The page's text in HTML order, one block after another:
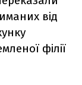
від
філії